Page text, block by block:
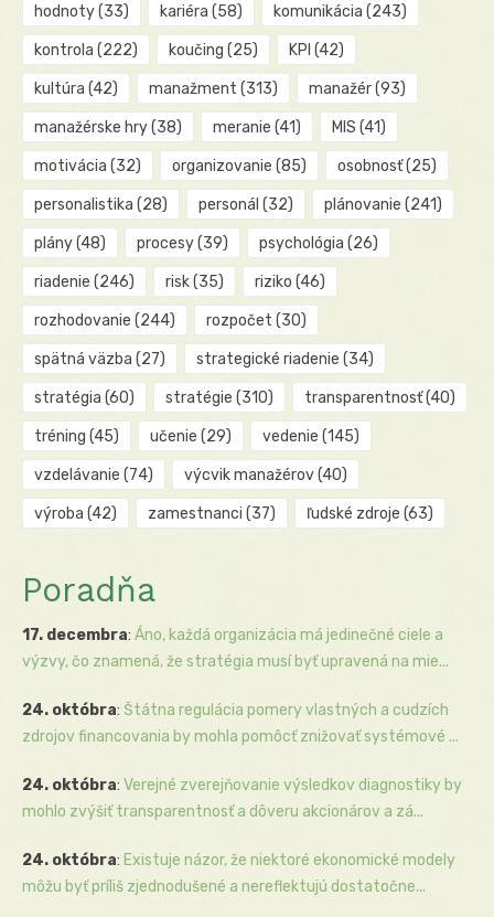
hodnoty(33) kariéra (58) komunikácia (243)
kontrola (222) koučing (25) KPI (42)
kultúra (42) manažment (313) manažér(93)
manažérske hry(38) meranie (41) MIS (41)
motivácia (32) organizovanie (85) osobnosť(25)
personalistika (28) personál (32) plánovanie (241)
plány(48) procesy(39) psychológia (26)
riadenie (246) risk(35) riziko (46)
rozhodovanie (244) rozpočet (30)
spätná väzba (27) strategické riadenie (34)
stratégia (60) stratégie (310) transparentnosť(40)
tréning (45) učenie (29) vedenie (145)
vzdelávanie (74) výcvik manažérov(40)
výroba (42) zamestnanci (37) ľudské zdroje (63)
Poradňa
17. decembra: Áno, každá organizácia má jedinečné ciele a
výzvy, čo znamená, že stratégia musí byť upravená na mie...
24. októbra: Štátna regulácia pomery vlastných a cudzích
zdrojov financovania by mohla pomôcť znižovať systémové ...
24. októbra: Verejné zverejňovanie výsledkov diagnostiky by
mohlo zvýšiť transparentnosť a dôveru akcionárov a zá...
24. októbra: Existuje názor, že niektoré ekonomické modely
môžu byť príliš zjednodušené a nereflektujú dostatočne...